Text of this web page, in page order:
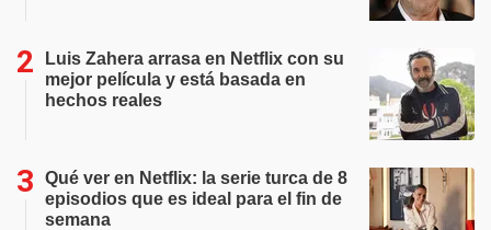
Luis Zahera arrasa en Netflix con su
mejor película y está basada en
hechos reales
Qué ver en Netflix: la serie turca de 8
episodios que es ideal para el fin de
semana